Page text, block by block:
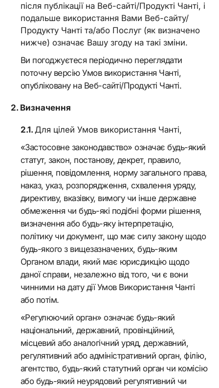
після публікації на Веб-сайті/Продукті Чанті, і
подальше використання Вами Веб-сайту/
Продукту Чанті та/або Послуг (як визначено
нижче) означає Вашу згоду на такі зміни.
Ви погоджуєтеся періодично переглядати
поточну версію Умов використання Чанті,
опубліковану на Веб-сайті/Продукті Чанті.
Визначення
Для цілей Умов використання Чанті,
«Застосовне законодавство» означає будь-який
статут, закон, постанову, декрет, правило,
рішення, повідомлення, норму загального права,
наказ, указ, розпорядження, схвалення уряду,
директиву, вказівку, вимогу чи інше державне
обмеження чи будь-які подібні форми рішення,
визначення або будь-яку інтерпретацію,
політику чи документ, що має силу закону щодо
будь-якого з вищезазначених, будь-яким
Органом влади, який має юрисдикцію щодо
даної справи, незалежно від того, чи є вони
чинними на дату дії Умов Використання Чанті
або потім.
«Регулюючий орган» означає будь-який
національний, державний, провінційний,
місцевий або аналогічний уряд, державний,
регулятивний або адміністративний орган, філію,
агентство, будь-який статутний орган чи комісію
або будь-який неурядовий регулятивний чи